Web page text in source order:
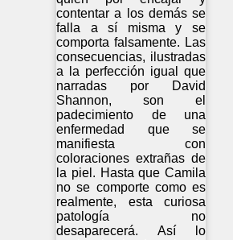
contentar a los demás se
falla a sí misma y se
comporta falsamente. Las
consecuencias, ilustradas
a la perfección igual que
narradas por David
Shannon, son el
padecimiento de una
enfermedad que se
manifiesta con
coloraciones extrañas de
la piel. Hasta que Camila
no se comporte como es
realmente, esta curiosa
patología no
desaparecerá. Así lo